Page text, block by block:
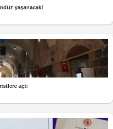
yaşanacak!
açtı